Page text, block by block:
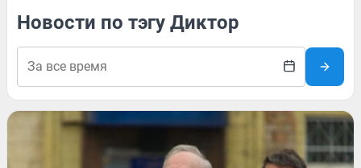
Новости по тэгу Диктор